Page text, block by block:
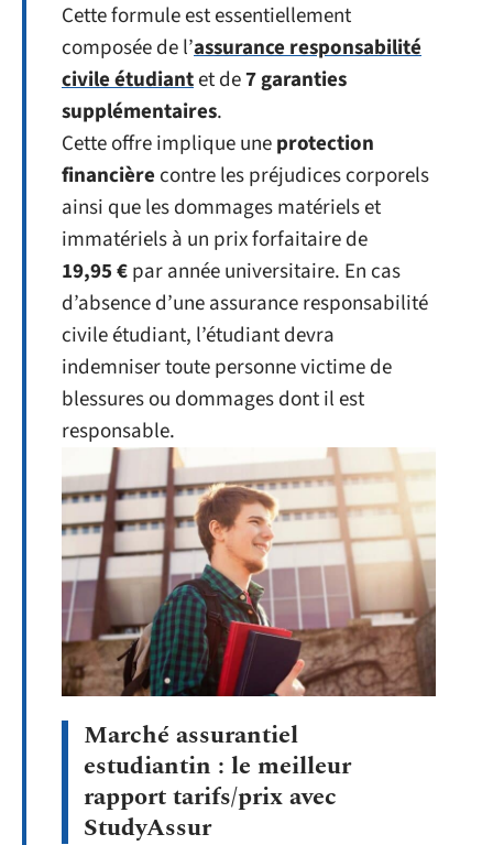
Cette formule est essentiellement
composée de l’assurance responsabilité
civile étudiantet de7 garanties
supplémentaires.
Cette offre implique uneprotection
financière contre les préjudices corporels
ainsi que les dommages matériels et
immatériels à un prix forfaitaire de
19,95 €par année universitaire. En cas
d’absence d’une assurance responsabilité
civile étudiant, l’étudiant devra
indemniser toute personne victime de
blessures ou dommages dont il est
responsable.
Marché assurantiel
estudiantin : le meilleur
rapport tarifs/prix avec
StudyAssur